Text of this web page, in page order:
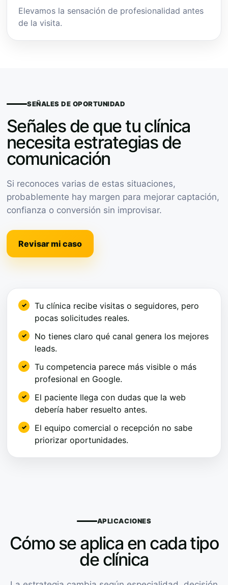
Elevamos la sensación de profesionalidad antes
de la visita.
SEÑALES DE OPORTUNIDAD
Señales de que tu clínica
necesita estrategias de
comunicación
Si reconoces varias de estas situaciones,
probablemente hay margen para mejorar captación,
confianza o conversión sin improvisar.
Revisar mi caso
Tu clínica recibe visitas o seguidores, pero
pocas solicitudes reales.
No tienes claro qué canal genera los mejores
leads.
Tu competencia parece más visible o más
profesional en Google.
El paciente llega con dudas que la web
debería haber resuelto antes.
El equipo comercial o recepción no sabe
priorizar oportunidades.
APLICACIONES
Cómo se aplica en cada tipo
de clínica